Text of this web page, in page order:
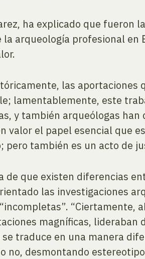
ha explicado que fueron
arqueología profesional en
las
lamentablemente, este
y también arqueólogas
valor el papel esencial que
también es un acto de
de que existen diferencias
las investigaciones
“Ciertamente,
magníficas,
traduce en una manera
no, desmontando